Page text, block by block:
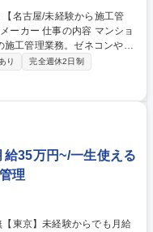
容 マンショ
工管理業務。ゼネコンや協
ます。現場での実作業はな
コン)と
出し、進捗・安全管理 (3)現
(4)完了後の報告書作成 ※マ
撤退。出張は週1回程度の
助け合って進める環境で
り
完全週休2日制
35万円~/一生使える
理